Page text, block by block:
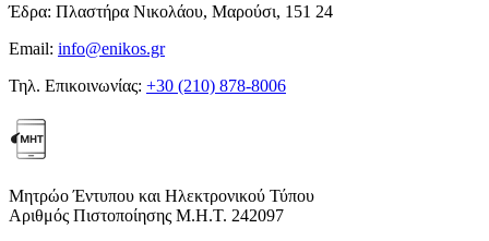
Έδρα: Πλαστήρα Νικολάου, Μαρούσι, 151 24
Email: info@enikos.gr
Τηλ. Επικοινωνίας: +30 (210) 878-8006
Μητρώο Έντυπου και Ηλεκτρονικού Τύπου
Αριθμός Πιστοποίησης Μ.Η.Τ. 242097